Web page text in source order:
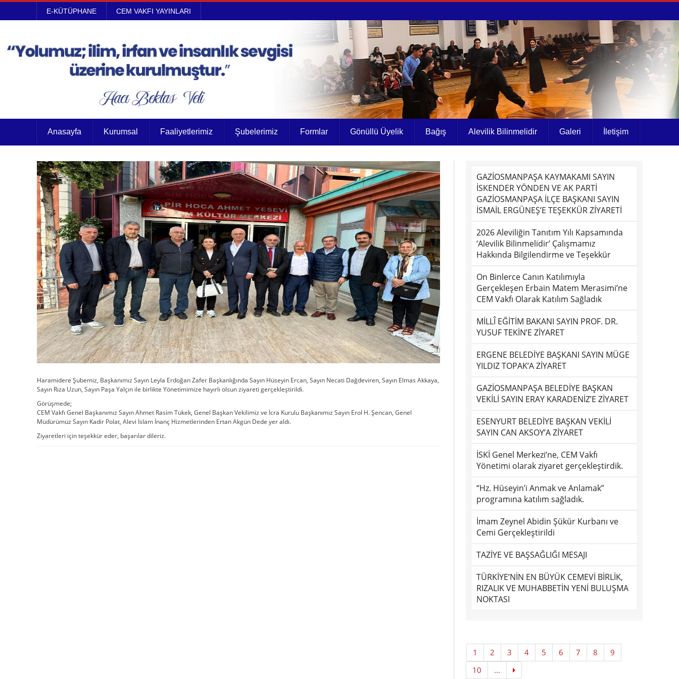
E-KÜTÜPHANE CEM VAKFI YAYINLARI
Anasayfa Kurumsal Faaliyetlerimiz Şubelerimiz Formlar Gönüllü Üyelik Bağış Alevilik Bilinmelidir Galeri İletişim
Haramidere Şubemiz, Başkanımız Sayın Leyla Erdoğan Zafer Başkanlığında Sayın Hüseyin Ercan, Sayın Necati Dağdeviren, Sayın Elmas Akkaya,
Sayın Rıza Uzun, Sayın Paşa Yalçın ile birlikte Yönetimimize hayırlı olsun ziyareti gerçekleştirildi.
Görüşmede;
CEM Vakfı Genel Başkanımız Sayın Ahmet Rasim Tükek, Genel Başkan Vekilimiz ve İcra Kurulu Başkanımız Sayın Erol H. Şencan, Genel
Müdürümüz Sayın Kadir Polat, Alevi İslam İnanç Hizmetlerinden Ertan Akgün Dede yer aldı.
Ziyaretleri için teşekkür eder, başarılar dileriz.
GAZİOSMANPAŞA KAYMAKAMI SAYIN
İSKENDER YÖNDEN VE AK PARTİ
GAZİOSMANPAŞA İLÇE BAŞKANI SAYIN
İSMAİL ERGÜNEŞ’E TEŞEKKÜR ZİYARETİ
2026 Aleviliğin Tanıtım Yılı Kapsamında
‘Alevilik Bilinmelidir’ Çalışmamız
Hakkında Bilgilendirme ve Teşekkür
On Binlerce Canın Katılımıyla
Gerçekleşen Erbain Matem Merasimi’ne
CEM Vakfı Olarak Katılım Sağladık
MİLLÎ EĞİTİM BAKANI SAYIN PROF. DR.
YUSUF TEKİN’E ZİYARET
ERGENE BELEDİYE BAŞKANI SAYIN MÜGE
YILDIZ TOPAK’A ZİYARET
GAZİOSMANPAŞA BELEDİYE BAŞKAN
VEKİLİ SAYIN ERAY KARADENİZ’E ZİYARET
ESENYURT BELEDİYE BAŞKAN VEKİLİ
SAYIN CAN AKSOY’A ZİYARET
İSKİ Genel Merkezi’ne, CEM Vakfı
Yönetimi olarak ziyaret gerçekleştirdik.
“Hz. Hüseyin’i Anmak ve Anlamak”
programına katılım sağladık.
İmam Zeynel Abidin Şükür Kurbanı ve
Cemi Gerçekleştirildi
TAZİYE VE BAŞSAĞLIĞI MESAJI
TÜRKİYE’NİN EN BÜYÜK CEMEVİ BİRLİK,
RIZALIK VE MUHABBETİN YENİ BULUŞMA
NOKTASI
1 2 3 4 5 6 7 8
9
10
...